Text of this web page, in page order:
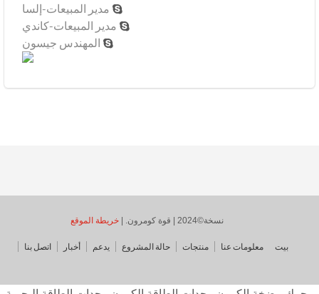
مدير المبيعات-إلسا
مدير المبيعات-كاندي
المهندس جيسون
نسخة©2024 | قوة كومرون. | خريطة الموقع
بيت معلومات عنا منتجات حالة المشروع يدعم أخبار اتصل بنا